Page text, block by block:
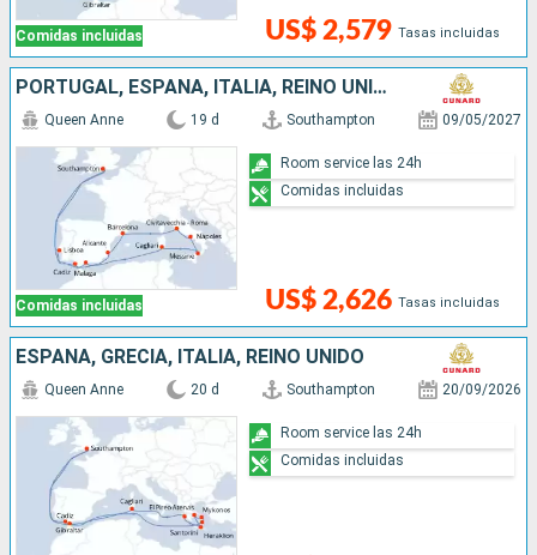
Comidas incluidas US$ 2,579 Tasas incluidas
PORTUGAL, ESPAÑA, ITALIA, REINO UNIDO
Comidas incluidas
Queen Anne 19 d Southampton 09/05/2027
US$ 2,626 Tasas incluidas
Room service las 24h
Comidas incluidas
ESPAÑA, GRECIA, ITALIA, REINO UNIDO
Queen Anne 20 d Southampton 20/09/2026
Room service las 24h
Comidas incluidas